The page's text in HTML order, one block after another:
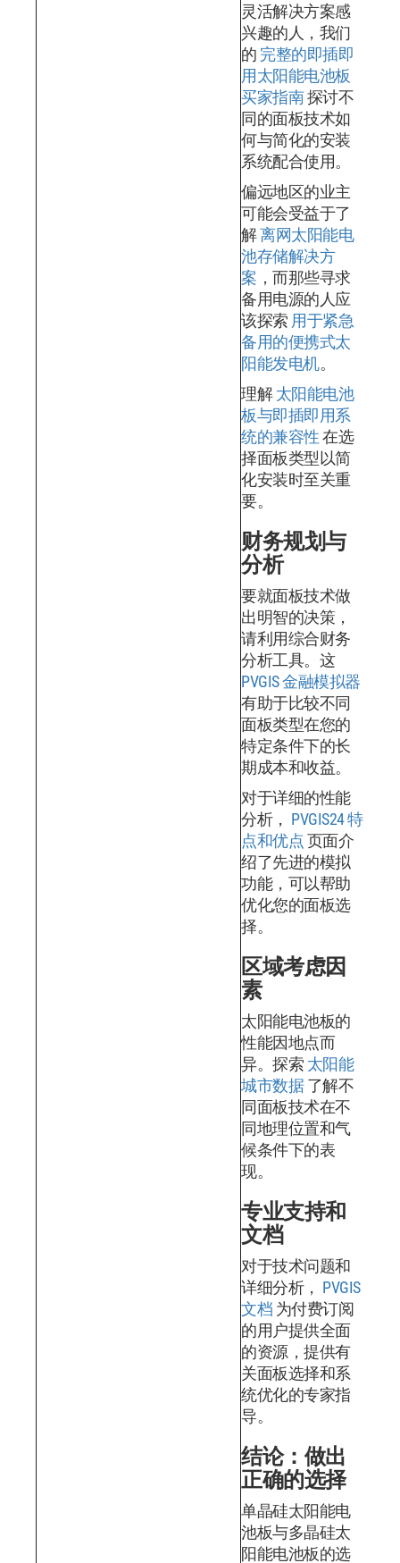
灵活解决方案感
兴趣的人，我们
的 完整的即插即
用太阳能电池板
买家指南探讨不
同的面板技术如
何与简化的安装
系统配合使用。
偏远地区的业主
可能会受益于了
解离网太阳能电
池存储解决方
案 ，而那些寻求
备用电源的人应
该探索 用于紧急
备用的便携式太
阳能发电机。
理解太阳能电池
板与即插即用系
统的兼容性在选
择面板类型以简
化安装时至关重
要。
财务规划与
分析
要就面板技术做
出明智的决策，
请利用综合财务
分析工具。这
PVGIS 金融模拟器
有助于比较不同
面板类型在您的
特定条件下的长
期成本和收益。
对于详细的性能
分析， PVGIS24 特
点和优点 页面介
绍了先进的模拟
功能，可以帮助
优化您的面板选
择。
区域考虑因
素
太阳能电池板的
性能因地点而
异。探索 太阳能
城市数据了解不
同面板技术在不
同地理位置和气
候条件下的表
现。
专业支持和
文档
对于技术问题和
详细分析， PVGIS
文档 为付费订阅
的用户提供全面
的资源，提供有
关面板选择和系
统优化的专家指
导。
结论：做出
正确的选择
单晶硅太阳能电
池板与多晶硅太
阳能电池板的选